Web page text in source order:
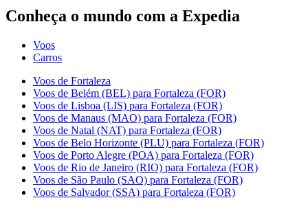
Conheça o mundo com a Expedia
Voos
Carros
Voos de Fortaleza
Voos de Belém (BEL) para Fortaleza (FOR)
Voos de Lisboa (LIS) para Fortaleza (FOR)
Voos de Manaus (MAO) para Fortaleza (FOR)
Voos de Natal (NAT) para Fortaleza (FOR)
Voos de Belo Horizonte (PLU) para Fortaleza (FOR)
Voos de Porto Alegre (POA) para Fortaleza (FOR)
Voos de Rio de Janeiro (RIO) para Fortaleza (FOR)
Voos de São Paulo (SAO) para Fortaleza (FOR)
Voos de Salvador (SSA) para Fortaleza (FOR)